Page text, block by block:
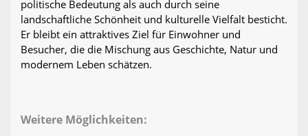
politische Bedeutung als auch durch seine
landschaftliche Schönheit und kulturelle Vielfalt besticht.
Er bleibt ein attraktives Ziel für Einwohner und
Besucher, die die Mischung aus Geschichte, Natur und
modernem Leben schätzen.
Weitere Möglichkeiten: